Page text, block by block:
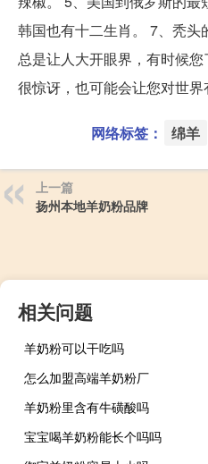
韩国也有十二生肖。 7、秃
总是让人大开眼界，有时候
很惊讶，也可能会让您对世界
网络标签： 绵羊
上一篇
扬州本地羊奶粉品牌
相关问题
羊奶粉可以干吃吗
怎么加盟高端羊奶粉厂
羊奶粉里含有牛磺酸吗
宝宝喝羊奶粉能长个吗吗